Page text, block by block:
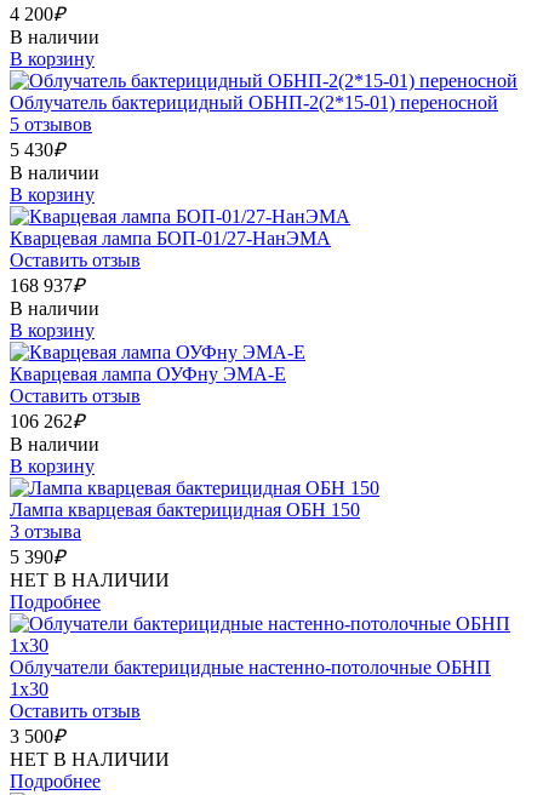
4 200₽
В наличии
В корзину
Облучатель бактерицидный ОБНП-2(2*15-01) переносной
5 отзывов
5 430₽
В наличии
В корзину
Кварцевая лампа БОП-01/27-НанЭМА
Оставить отзыв
168 937₽
В наличии
В корзину
Кварцевая лампа ОУФну ЭМА-Е
Оставить отзыв
106 262₽
В наличии
В корзину
Лампа кварцевая бактерицидная ОБН 150
3 отзыва
5 390₽
НЕТ В НАЛИЧИИ
Подробнее
Облучатели бактерицидные настенно-потолочные ОБНП
1х30
Оставить отзыв
3 500₽
НЕТ В НАЛИЧИИ
Подробнее